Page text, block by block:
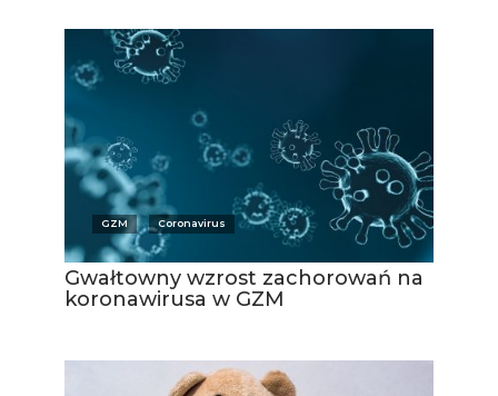
GZM Coronavirus
Gwałtowny wzrost zachorowań na
koronawirusa w GZM